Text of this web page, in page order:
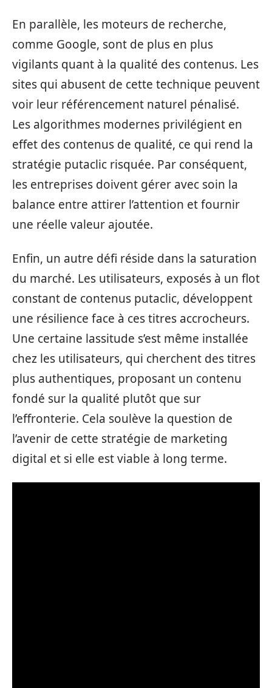
En parallèle, les moteurs de recherche,
comme Google, sont de plus en plus
vigilants quant à la qualité des contenus. Les
sites qui abusent de cette technique peuvent
voir leur référencement naturel pénalisé.
Les algorithmes modernes privilégient en
effet des contenus de qualité, ce qui rend la
stratégie putaclic risquée. Par conséquent,
les entreprises doivent gérer avec soin la
balance entre attirer l’attention et fournir
une réelle valeur ajoutée.
Enfin, un autre défi réside dans la saturation
du marché. Les utilisateurs, exposés à un flot
constant de contenus putaclic, développent
une résilience face à ces titres accrocheurs.
Une certaine lassitude s’est même installée
chez les utilisateurs, qui cherchent des titres
plus authentiques, proposant un contenu
fondé sur la qualité plutôt que sur
l’effronterie. Cela soulève la question de
l’avenir de cette stratégie de marketing
digital et si elle est viable à long terme.